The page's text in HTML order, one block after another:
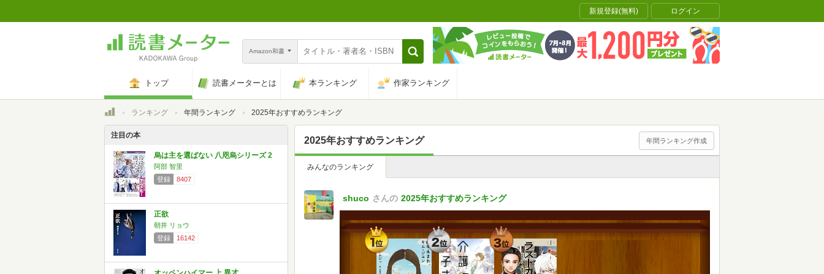
新規登録(無料) ログイン
Amazon和書
トップ 読書メーターとは 本ランキング 作家ランキング
トップランキング 年間ランキング 2025年おすすめランキング
2025年おすすめランキング 年間ランキング作成
みんなのランキング
shuco さんの 2025年おすすめランキング
1 2位 3 位
注目の本
烏は主を選ばない 八咫烏シリーズ 2
阿部 智里
登録
8407
正欲
朝井 リョウ
登録
16142